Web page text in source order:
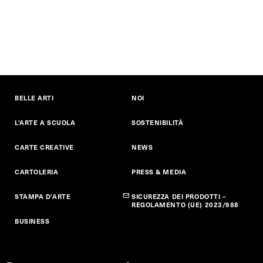
BELLE ARTI
L'ARTE A SCUOLA
CARTE CREATIVE
CARTOLERIA
STAMPA D'ARTE
BUSINESS
NOI
SOSTENIBILITÀ
NEWS
PRESS & MEDIA
SICUREZZA DEI PRODOTTI –
REGOLAMENTO (UE) 2023/988